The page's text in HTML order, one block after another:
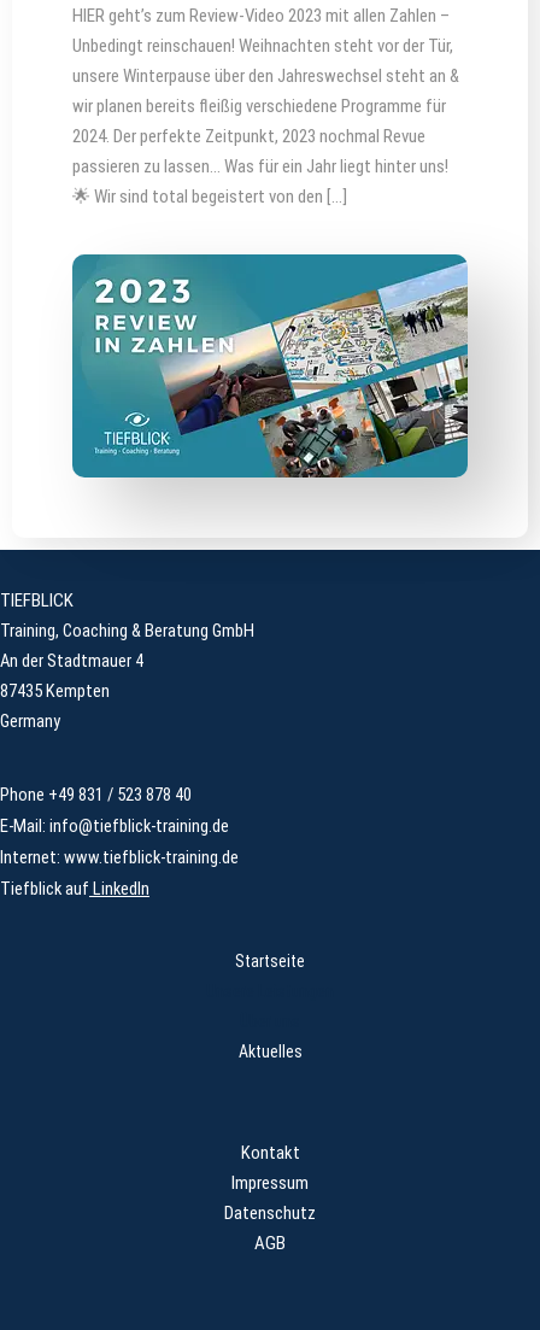
HIER geht’s zum Review-Video 2023 mit allen Zahlen –
Unbedingt reinschauen! Weihnachten steht vor der Tür,
unsere Winterpause über den Jahreswechsel steht an &
wir planen bereits fleißig verschiedene Programme für
2024. Der perfekte Zeitpunkt, 2023 nochmal Revue
passieren zu lassen… Was für ein Jahr liegt hinter uns!
🌟 Wir sind total begeistert von den […]
TIEFBLICK
Training, Coaching & Beratung GmbH
An der Stadtmauer 4
87435 Kempten
Germany
Phone +49 831 / 523 878 40
E-Mail: info@tiefblick-training.de
Internet: www.tiefblick-training.de
Tiefblick auf LinkedIn
Startseite
Aktuelles
Kontakt
Impressum
Datenschutz
AGB